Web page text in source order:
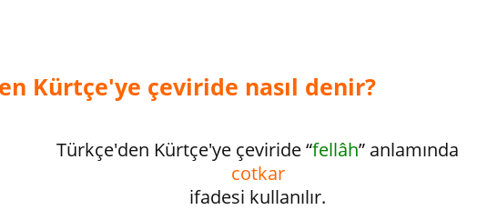
Kürtçe'ye çeviride nasıl denir?
Türkçe'den Kürtçe'ye çeviride “fellâh” anlamında
cotkar
ifadesi kullanılır.